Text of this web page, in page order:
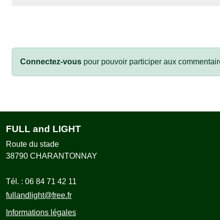
Connectez-vous pour pouvoir participer aux
FULL and LIGHT
Route du stade
38790 CHARANTONNAY
Tél. : 06 84 71 42 11
fullandlight@free.fr
Informations légales